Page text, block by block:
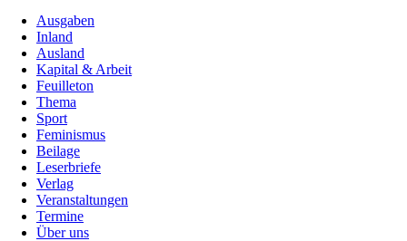
Ausgaben
Inland
Ausland
Kapital & Arbeit
Feuilleton
Thema
Sport
Feminismus
Beilage
Leserbriefe
Verlag
Veranstaltungen
Termine
Über uns